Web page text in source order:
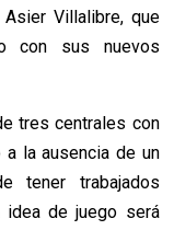
Villalibre, que
con sus nuevos
tres centrales con
la ausencia de un
tener trabajados
idea de juego será